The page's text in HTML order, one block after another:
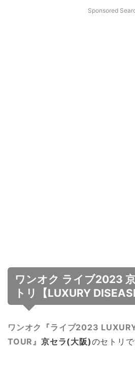
Sponsored
ワンオク ライブ2023
トリ【LUXURY
ワンオク『ライブ2023
TOUR』 京セラ(大阪)のセトリで